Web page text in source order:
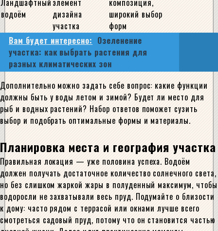
Ландшафтный
водоём
элемент
дизайна
участка
композиция,
широкий выбор
форм
Вам будет интересно: Озеленение
участка: как выбрать растения для
разных климатических зон
Дополнительно можно задать себе вопрос: какие функции
должны быть у воды летом и зимой? Будет ли место для
рыб и водных растений? Набор ответов поможет сузить
выбор и подобрать оптимальные формы и материалы.
Планировка места и география участка
Правильная локация — уже половина успеха. Водоём
должен получать достаточное количество солнечного света,
но без слишком жаркой жары в полуденный максимум, чтобы
водоросли не захватывали весь пруд. Подумайте о близости
к дому: часто рядом с террасой или окнами лучше всего
смотреться садовый пруд, потому что он становится частью